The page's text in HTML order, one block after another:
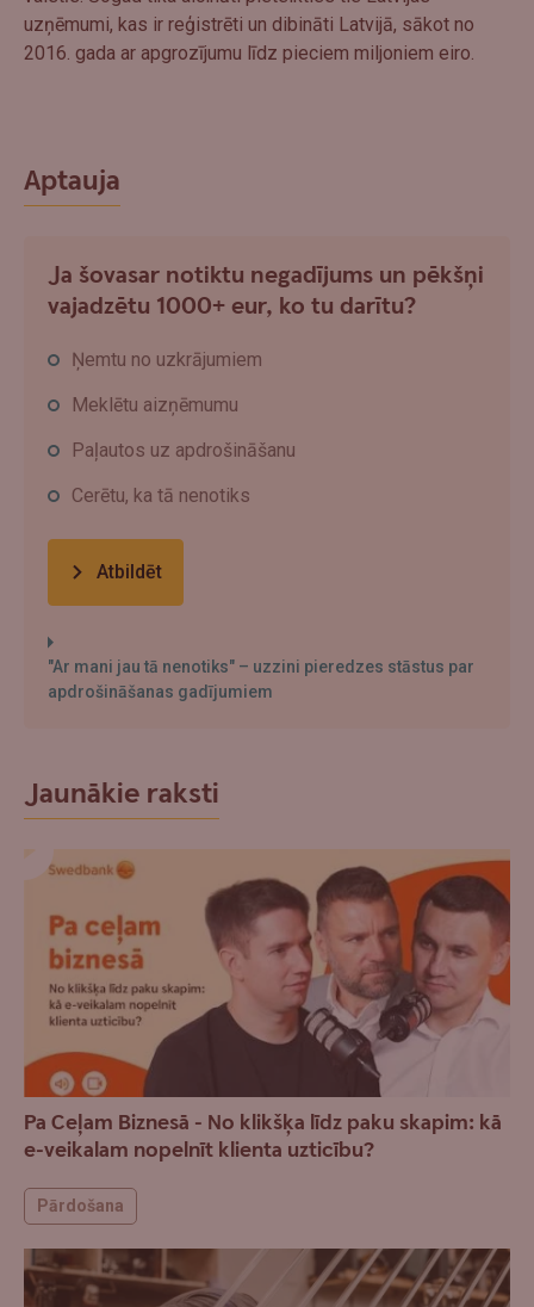
uzņēmumi, kas ir reģistrēti un dibināti Latvijā, sākot no
2016. gada ar apgrozījumu līdz pieciem miljoniem eiro.
Aptauja
Ja šovasar notiktu negadījums un pēkšņi
vajadzētu 1000+ eur, ko tu darītu?
Ņemtu no uzkrājumiem
Meklētu aizņēmumu
Paļautos uz apdrošināšanu
Cerētu, ka tā nenotiks
Atbildēt
"Ar mani jau tā nenotiks" – uzzini pieredzes stāstus par
apdrošināšanas gadījumiem
Jaunākie raksti
Pa Ceļam Biznesā - No klikšķa līdz paku skapim: kā
e-veikalam nopelnīt klienta uzticību?
Pārdošana